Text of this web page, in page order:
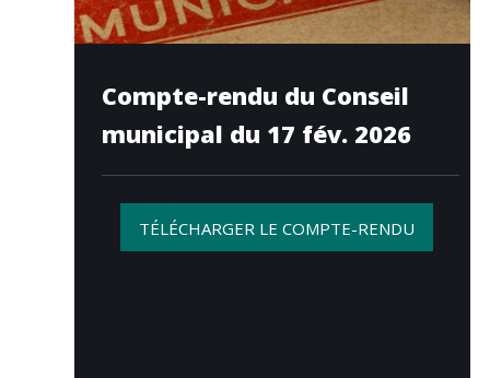
Compte-rendu du Conseil
municipal du 17 fév. 2026
TÉLÉCHARGER LE COMPTE-RENDU